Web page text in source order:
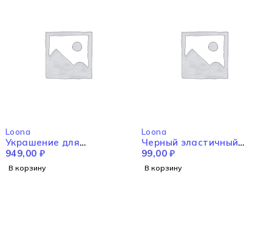
Loona
Украшение для
вспомогательной рамы
справа
949,00 ₽
В корзину
Loona
Черный эластичный
ремень
99,00₽
В корзину